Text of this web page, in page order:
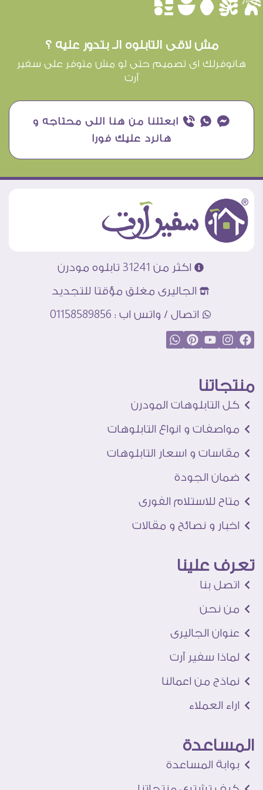
مش لاقى التابلوه الـ بتدور عليه ؟
هانوفرلك اى تصميم حتى لو مش متوفر على سفير
آرت
¥ ₧ ƒ ابعتلنا من هنا اللى محتاجه و
هانرد عليك فورا
اكثر من 31241 تابلوه مودرن
الجاليرى مغلق مؤقتا للتجديد
اتصال / واتس اب : 01158589856
منتجاتنا
كل التابلوهات المودرن
مواصفات و انواع التابلوهات
مقاسات و اسعار التابلوهات
ضمان الجودة
متاح للاستلام الفورى
اخبار و نصائح و مقالات
تعرف علينا
اتصل بنا
من نحن
عنوان الجاليرى
لماذا سفير آرت
نماذج من اعمالنا
اراء العملاء
المساعدة
بوابة المساعدة